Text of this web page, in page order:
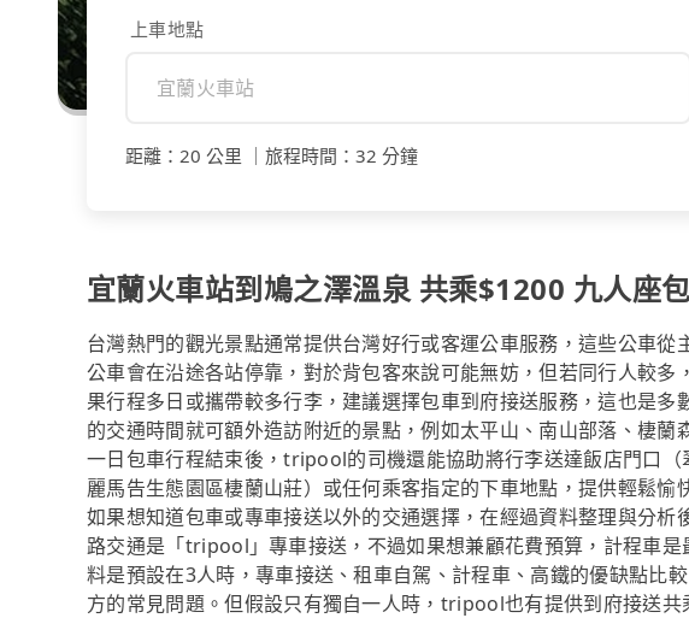
上車地點
距離 ： 20 公里 旅程時間 ： 32 分鐘
宜蘭火車站到鳩之澤溫泉 共乘$1200 九人座
台灣熱門的觀光景點通常提供台灣好行或客運公車服務，這些公車從
公車會在沿途各站停靠，對於背包客來說可能無妨，但若同行人較
果行程多日或攜帶較多行李，建議選擇包車到府接送服務，這也是
的交通時間就可額外造訪附近的景點，例如太平山、南山部落、棲蘭
一日包車行程結束後，tripool的司機還能協助將行李送達飯店門口
麗馬告生態園區棲蘭山莊）或任何乘客指定的下車地點，提供輕鬆愉
如果想知道包車或專車接送以外的交通選擇，在經過資料整理與分
路交通是「tripool」專車接送，不過如果想兼顧花費預算，計程車
料是預設在3人時，專車接送、租車自駕、計程車、高鐵的優缺點比
方的常見問題。但假設只有獨自一人時，tripool也有提供到府接送共